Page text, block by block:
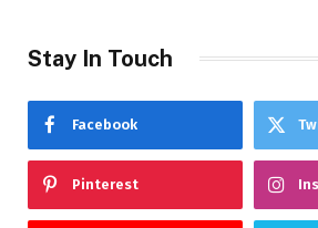
Stay In Touch
Facebook
Pinterest